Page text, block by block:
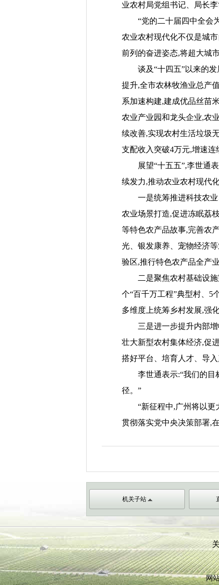
业农村局党组书记、局长李
“党的二十届四中全会为
农业农村现代化不仅是城
前列的奋进姿态,将超大城
谈及“十四五”以来的发
提升,全市农林牧渔业总产
系加速构建,建成优品丝苗
农业产业园和龙头企业,农
续改善,实现农村生活垃圾
支配收入突破4万元,增速连
展望“十五五”,李世通表
续发力,推动农业农村现代
一是统筹推进科技农业
农业场景打造,促进冻眠荔
等特色农产品故事,完善农
光、银发康养、宠物经济
验区,推行特色农产品全产
二是聚焦农村基础设施
个“百千万工程”典型村、5
多维度上统筹乡村发展,强
三是进一步提升内部增
壮大新型农村集体经济,促
搭好平台、培育人才、导
李世通表示:“我们的目标
径。”
“新征程中,广州将以更大
贯彻落实党中央决策部署,
机关子站
网